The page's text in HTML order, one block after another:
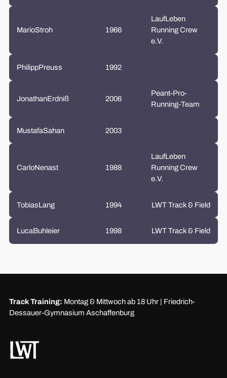
MarioStroh 1966
LaufLeben
Running Crew
e.V.
PhilippPreuss 1992
JonathanErdniß 2006
Peant-Pro-
Running-Team
MustafaSahan 2003
CarloNenast 1988
LaufLeben
Running Crew
e.V.
TobiasLang 1994 LWT Track & Field
LucaBuhleier 1998 LWT Track & Field
Track Training: Montag & Mittwoch ab 18 Uhr | Friedrich-
Dessauer-Gymnasium Aschaffenburg